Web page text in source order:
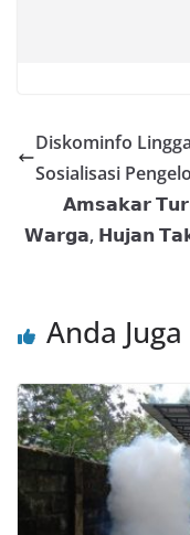
Diskominfo
Sosialisasi
𝗔𝗺𝘀𝗮𝗸𝗮𝗿
𝗪𝗮𝗿𝗴𝗮, 𝗛𝘂𝗷𝗮𝗻
Anda